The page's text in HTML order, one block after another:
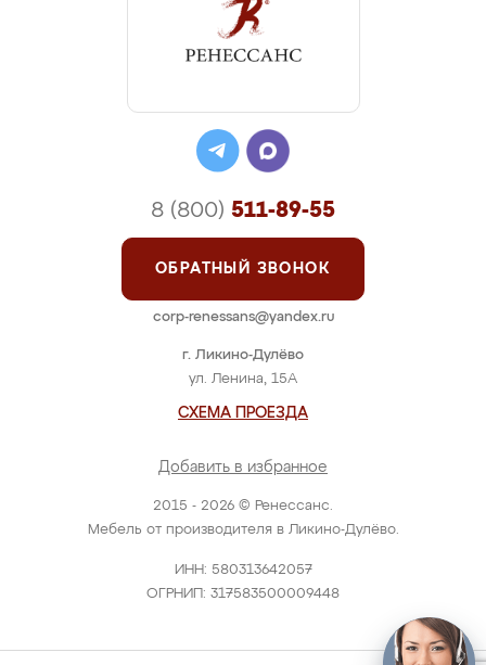
2015 - 2026 © Ренессанс.
Мебель от производителя в Ликино-Дулёво.
ИНН: 580313642057
ОГРНИП: 317583500009448
г. Ликино-Дулёво
ул. Ленина, 15А
СХЕМА ПРОЕЗДА
Добавить в избранное
8 (800) 511-89-55
ОБРАТНЫЙ ЗВОНОК
corp-renessans@yandex.ru